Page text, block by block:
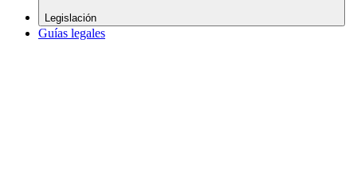
Legislación
Guías legales